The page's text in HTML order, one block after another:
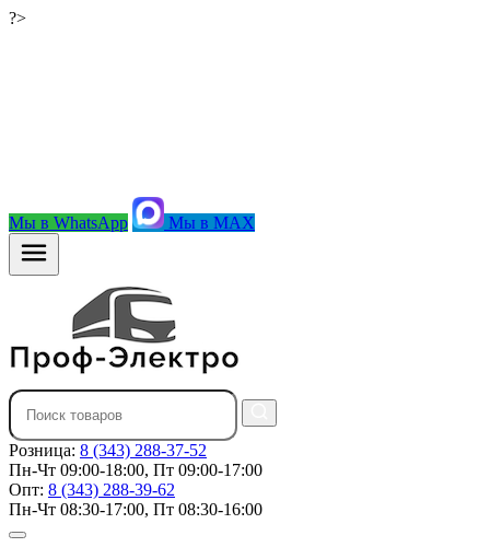
?>
Мы в WhatsApp Мы в MAX
Розница: 8 (343) 288-37-52
Пн-Чт 09:00-18:00, Пт 09:00-17:00
Опт: 8 (343) 288-39-62
Пн-Чт 08:30-17:00, Пт 08:30-16:00